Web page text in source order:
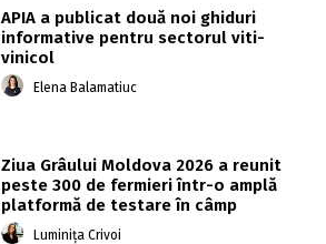
APIA a publicat două noi ghiduri
informative pentru sectorul viti-
vinicol
Elena Balamatiuc
Ziua Grâului Moldova 2026 a reunit
peste 300 de fermieri într-o amplă
platformă de testare în câmp
Luminița Crivoi